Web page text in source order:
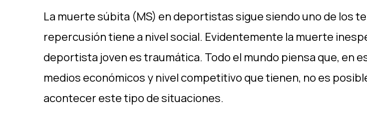
La muerte súbita (MS) en deportistas sigue siendo uno de los
repercusión tiene a nivel social. Evidentemente la muerte
deportista joven es traumática. Todo el mundo piensa que, en
medios económicos y nivel competitivo que tienen, no es
acontecer este tipo de situaciones.